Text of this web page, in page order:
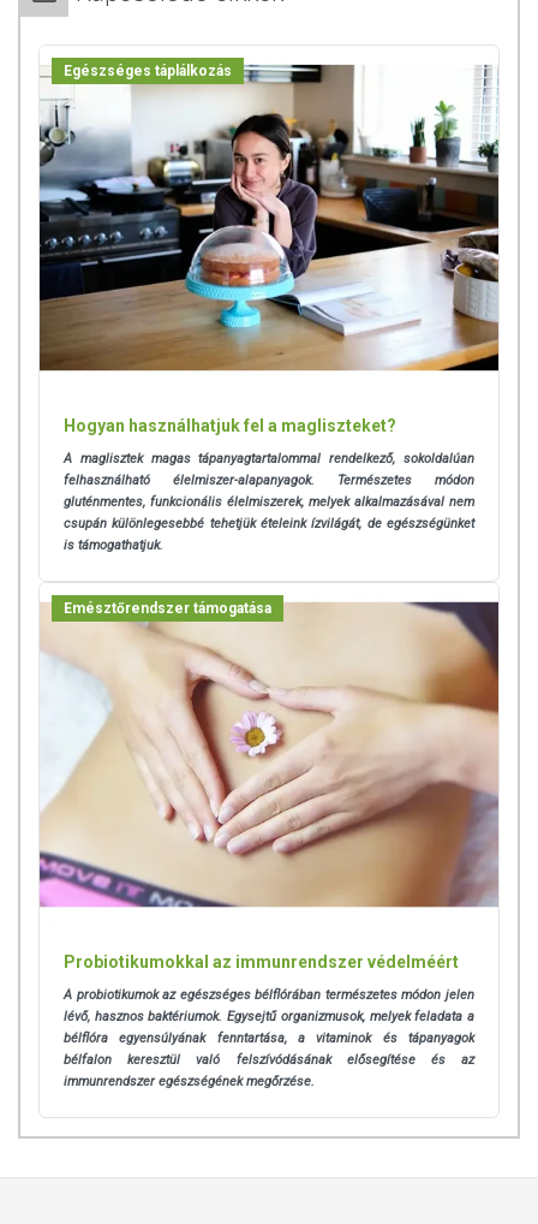
Ha sportolás közben is szeretnél valami finom és tápláló
csemegét bedobni, Neked is szívből ajánljuk a HUSOM-at!
Sörkorcsolya:
Ha unod a mogyorót és a ropit, sör vagy fröccs mellé is
próbáld ki aHUSOMat, de vigyázz, mert jól fogsz lakni vele
hamar!
Összetevők: Marhahús(100 g termék 228 g húsból készül),
víz, hagyma, vörösbor, só, méz, mustár, fruktóz, fűszerek.
Nyomokban zellert, szójababot, szezámmagot és mogyorót
tartalmazhat. Az allergéneket lásd félkövérrel. A tasak
oxigén-abszorbenst tartalmaz, amely nem ehető és
felbontás után kidobandó!
Felbontás után 2 napon belül fogyasztható!
Tárolás:0-30°C között tárolandó.
Minőségét megőrzi:a csomagoláson jelzett időpontig.
Forgalmazó:Beefjerky Kft.
A termék nem helyettesíti a kiegyensúlyozott, vegyes étrendet és
az egészséges életmódot!
A termék nem gyógyít betegségeket! A termék nem az orvosi
kezelés helyettesítésére alkalmas! Betegség esetén használatát
beszélje meg kezelőorvosával. Az ajánlott napi
fogyasztási mennyiséget ne lépje túl! Ne szedje a készítményt,
ha az összetevők bármelyikére érzékeny vagy allergiás!
Kisgyermektől elzárva tartandó!
Egészséges táplálkozás
Hogyan használhatjuk fel a magliszteket?
A maglisztek magas tápanyagtartalommal rendelkező, sokoldalúan
felhasználható élelmiszer-alapanyagok. Természetes módon
gluténmentes, funkcionális élelmiszerek, melyek alkalmazásával nem
csupán különlegesebbé tehetjük ételeink ízvilágát, de egészségünket
is támogathatjuk.
Emésztőrendszer támogatása
Probiotikumokkal az immunrendszer védelméért
A probiotikumok az egészséges bélflórában természetes módon jelen
lévő, hasznos baktériumok. Egysejtű organizmusok, melyek feladata a
bélflóra egyensúlyának fenntartása, a vitaminok és tápanyagok
bélfalon keresztül való felszívódásának elősegítése és az
immunrendszer egészségének megőrzése.